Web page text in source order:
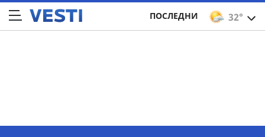
32°
ПОСЛЕДНИ